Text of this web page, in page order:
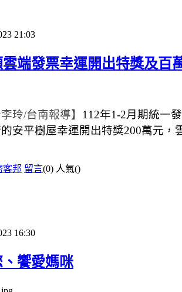
21:03
雲端發票幸運開出特獎及百
玲/台南報導】 112年1-2月期統一
安平樹屋幸運開出特獎200萬元，
客邦 留言(0) 人氣()
16:30
饗愛媽咪